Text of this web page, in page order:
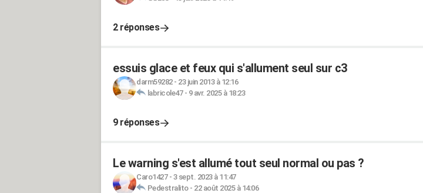
2 réponses
essuis glace et feux qui s'allument seul sur c3
darm59282- 23 juin 2013 à 12:16
labricole47- 9 avr. 2025 à 18:23
9 réponses
Le warning s'est allumé tout seul normal ou pas ?
Caro1427- 3 sept. 2023 à 11:47
Pedestralito- 22 août 2025 à 14:06